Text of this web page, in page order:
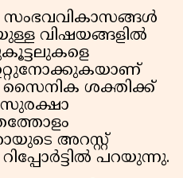
വിഷയങ്ങളിൽ
സൈനിക ശക്തിക്ക്
അറസ്റ്റ്
പറയുന്നു.